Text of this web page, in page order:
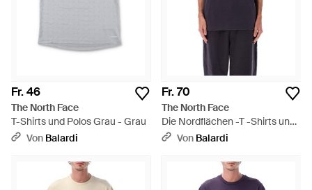
Fr. 46
The North Face
T-Shirts und Polos Grau - Grau
Von Balardi
Fr. 70
The North Face
Die Nordflächen -T -Shirts und
Polos - Blau
Von Balardi